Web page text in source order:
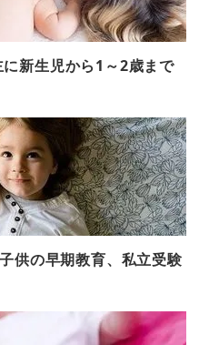
新生児から1～2歳まで
供の早期教育、私立受験